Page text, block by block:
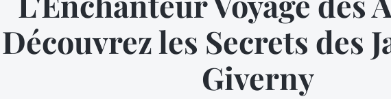
Découvrez les Secrets des
Giverny